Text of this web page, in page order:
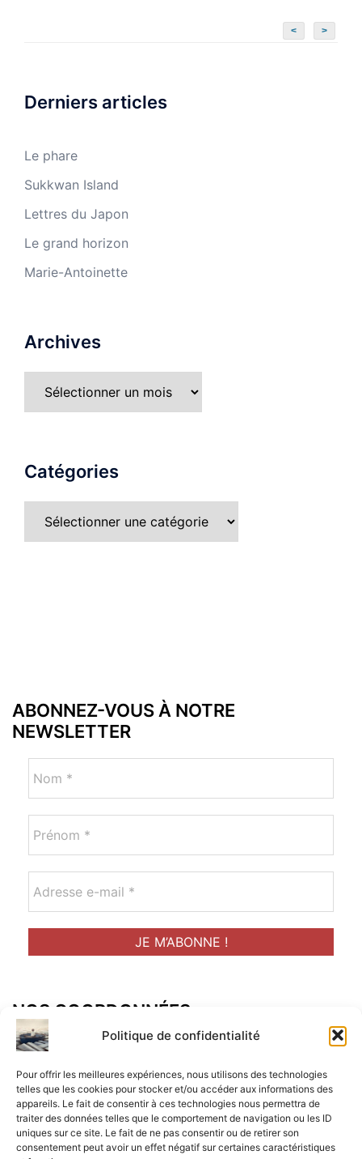
Politique de confidentialité
Pour offrir les meilleures expériences, nous utilisons des technologies
telles que les cookies pour stocker et/ou accéder aux informations des
appareils. Le fait de consentir à ces technologies nous permettra de
traiter des données telles que le comportement de navigation ou les ID
uniques sur ce site. Le fait de ne pas consentir ou de retirer son
consentement peut avoir un effet négatif sur certaines caractéristiques
< >
Derniers articles
Le phare
Sukkwan Island
Lettres du Japon
Le grand horizon
Marie-Antoinette
Archives
Catégories
ABONNEZ-VOUS À NOTRE
NEWSLETTER
NOS COORDONNÉES
Adresse postal :
ALCF
34 Rue René Brunen
33950 LEGE CAP-FERRET
Mail :